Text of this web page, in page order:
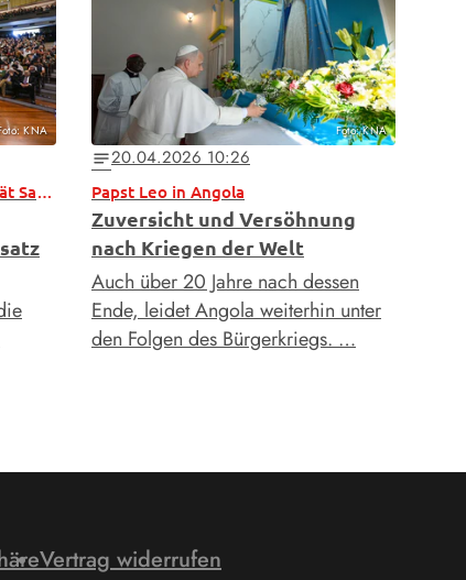
KNA
Besuch der römischen Universität Sapienza
Foto: KNA
notes20.04.2026 10:26
Papst Leo in Angola
Zuversicht und Versöhnung
nach Kriegen der Welt
Auch über 20 Jahre nach dessen
Ende, leidet Angola weiterhin unter
den Folgen des Bürgerkriegs. …
Vertrag widerrufen